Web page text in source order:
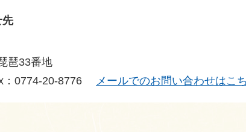
先
琶33番地
：0774-20-8776
メールでのお問い合わせはこ